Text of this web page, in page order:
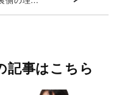
記事はこちら